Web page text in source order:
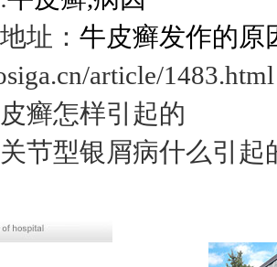
址： 牛皮癣发作的原
article/1483.html
癣怎样引起的
节型银屑病什么引起